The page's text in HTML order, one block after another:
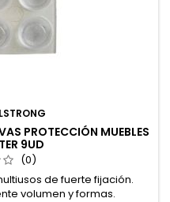
PROTECCIÓN MUEBLES
9UD
(0)
de fuerte fijación.
volumen y formas.